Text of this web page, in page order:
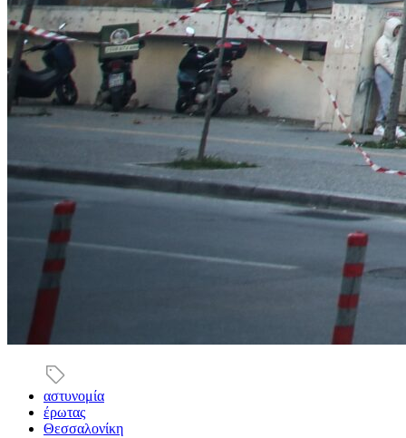
αστυνομία
έρωτας
Θεσσαλονίκη